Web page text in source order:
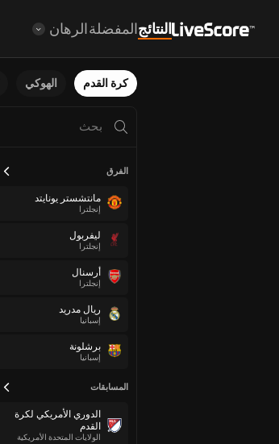
النتائجالمفضلةالرهان
كرة القدم الهوكي
الفرق
مانتشستر يونايتد
إنجلترا
ليفربول
إنجلترا
أرسنال
إنجلترا
ريال مدريد
إسبانيا
برشلونة
إسبانيا
المسابقات
الدوري الأمريكي لكرة
القدم
الولايات المتحدة الأمريكية